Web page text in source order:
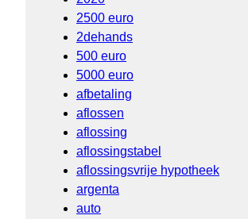
2500 euro
2dehands
500 euro
5000 euro
afbetaling
aflossen
aflossing
aflossingstabel
aflossingsvrije hypotheek
argenta
auto